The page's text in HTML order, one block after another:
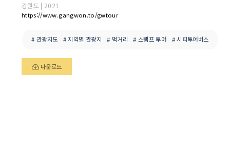
강원도 | 2021
https://www.gangwon.to/gwtour
# 관광지도 # 지역별 관광지 # 먹거리 # 스탬프 투어 # 시티투어버스
다운로드